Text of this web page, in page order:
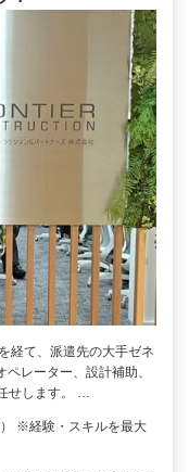
経て、派遣先の大手ゼネ
レーター、設計補助、
せします。 …
※経験・スキルを最大